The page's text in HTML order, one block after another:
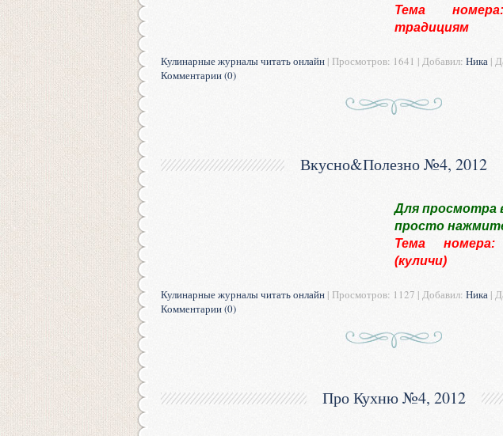
Тема
традициям
Кулинарные журналы читать онлайн | Просмотров: 1641 | Добавил: Ника |
Комментарии (0)
Вкусно&Полезно №4, 2012
Для просмотра
просто
Тема
(куличи)
Кулинарные журналы читать онлайн | Просмотров: 1127 | Добавил: Ника |
Комментарии (0)
Про Кухню №4, 2012